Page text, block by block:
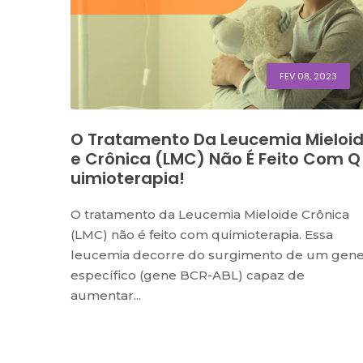
FEV 08, 2023
O Tratamento Da Leucemia Mieloid
E Crônica (LMC) Não É Feito Com Q
Uimioterapia!
O tratamento da Leucemia Mieloide Crônica
(LMC) não é feito com quimioterapia. Essa
leucemia decorre do surgimento de um
específico (gene BCR-ABL) capaz de
aumentar...